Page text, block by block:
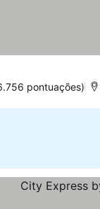
pontuações)